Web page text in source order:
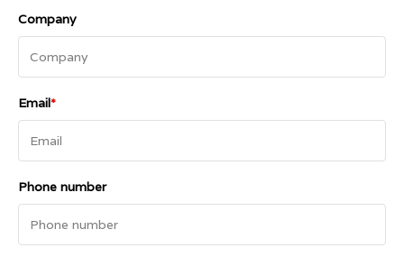
Company
Email*
Phone number